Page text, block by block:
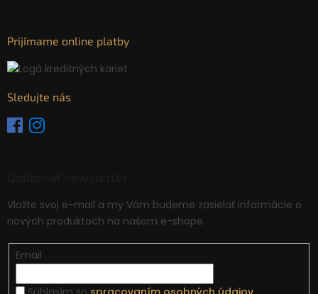
Prijímame online platby
Sledujte nás
Vložte svoj e-mail a my Vám budeme zasielať informácie o
nových produktoch na našom e-shope.
Email